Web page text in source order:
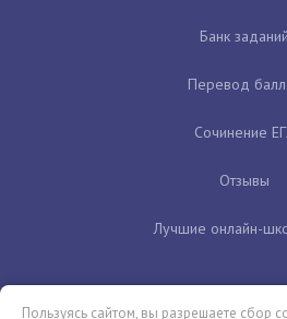
Банк заданий
Перевод
Сочинение
Отзывы
Лучшие онлайн-
Пользуясь сайтом, вы разрешаете сбор